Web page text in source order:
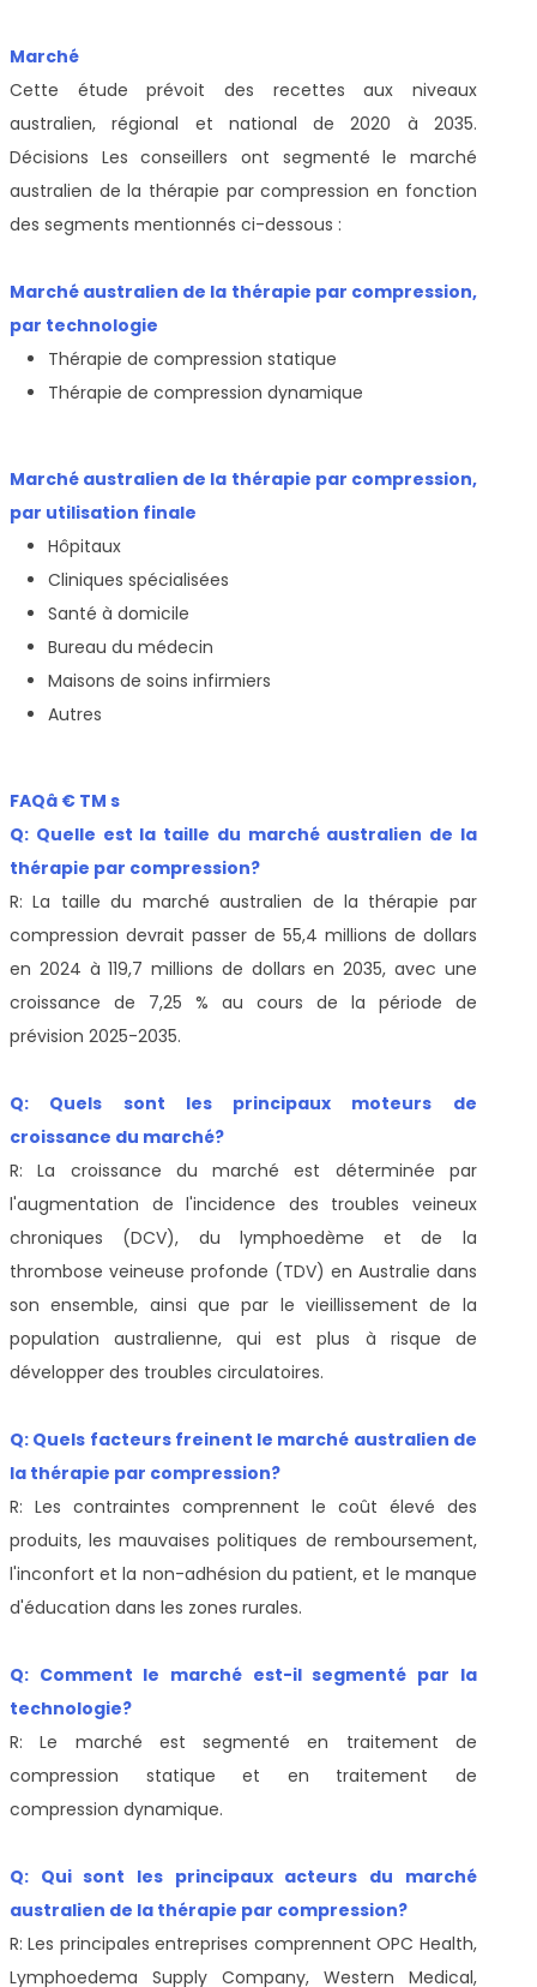
Marché
Cette étude prévoit des recettes aux niveaux
australien, régional et national de 2020 à 2035.
Décisions Les conseillers ont segmenté le marché
australien de la thérapie par compression en fonction
des segments mentionnés ci-dessous :
Marché australien de la thérapie par compression,
par technologie
Thérapie de compression statique
Thérapie de compression dynamique
Marché australien de la thérapie par compression,
par utilisation finale
Hôpitaux
Cliniques spécialisées
Santé à domicile
Bureau du médecin
Maisons de soins infirmiers
Autres
FAQâ € TM s
Q: Quelle est la taille du marché australien de la
thérapie par compression?
R: La taille du marché australien de la thérapie par
compression devrait passer de 55,4 millions de dollars
en 2024 à 119,7 millions de dollars en 2035, avec une
croissance de 7,25 % au cours de la période de
prévision 2025-2035.
Q: Quels sont les principaux moteurs de
croissance du marché?
R: La croissance du marché est déterminée par
l'augmentation de l'incidence des troubles veineux
chroniques (DCV), du lymphoedème et de la
thrombose veineuse profonde (TDV) en Australie dans
son ensemble, ainsi que par le vieillissement de la
population australienne, qui est plus à risque de
développer des troubles circulatoires.
Q: Quels facteurs freinent le marché australien de
la thérapie par compression?
R: Les contraintes comprennent le coût élevé des
produits, les mauvaises politiques de remboursement,
l'inconfort et la non-adhésion du patient, et le manque
d'éducation dans les zones rurales.
Q: Comment le marché est-il segmenté par la
technologie?
R: Le marché est segmenté en traitement de
compression statique et en traitement de
compression dynamique.
Q: Qui sont les principaux acteurs du marché
australien de la thérapie par compression?
R: Les principales entreprises comprennent OPC Health,
Lymphoedema Supply Company, Western Medical,